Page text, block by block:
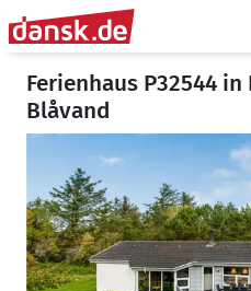
Ferienhaus P32544
Blåvand